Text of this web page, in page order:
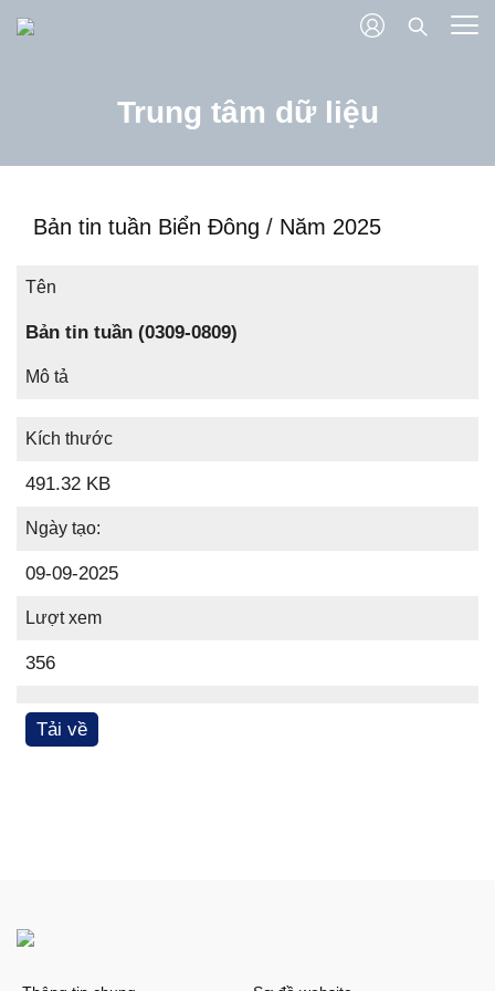
Trung tâm dữ liệu
Bản tin tuần Biển Đông / Năm 2025
Tên
Bản tin tuần (0309-0809)
Mô tả
Kích thước
491.32 KB
Ngày tạo:
09-09-2025
Lượt xem
356
Tải về